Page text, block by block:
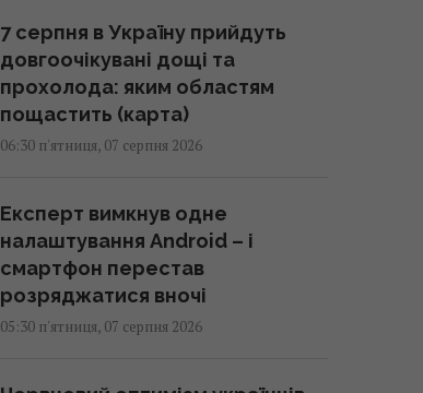
7 серпня в Україну прийдуть
довгоочікувані дощі та
прохолода: яким областям
пощастить (карта)
06:30 п'ятниця, 07 серпня 2026
Експерт вимкнув одне
налаштування Android – і
смартфон перестав
розряджатися вночі
05:30 п'ятниця, 07 серпня 2026